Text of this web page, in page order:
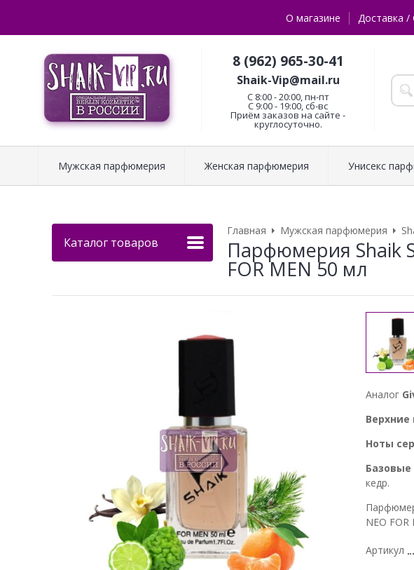
О магазине Доставка /
8 (962) 965-30-41
Shaik-Vip@mail.ru
C 8:00 - 20:00, пн-пт
С 9:00 - 19:00, сб-вс
Приём заказов на сайте -
круглосуточно.
Мужская парфюмерия Женская парфюмерия Унисекс
Каталог товаров
Главная Мужская парфюмерия
Парфюмерия Shaik
FOR MEN 50 мл
Аналог
Верхние
Ноты
кедр.
NEO
Артикул